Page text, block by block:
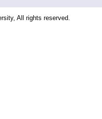
All rights reserved.